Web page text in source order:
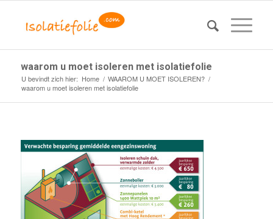
waarom u moet isoleren met isolatiefolie
U bevindt zich hier: Home / WAAROM U MOET ISOLEREN? /
waarom u moet isoleren met isolatiefolie